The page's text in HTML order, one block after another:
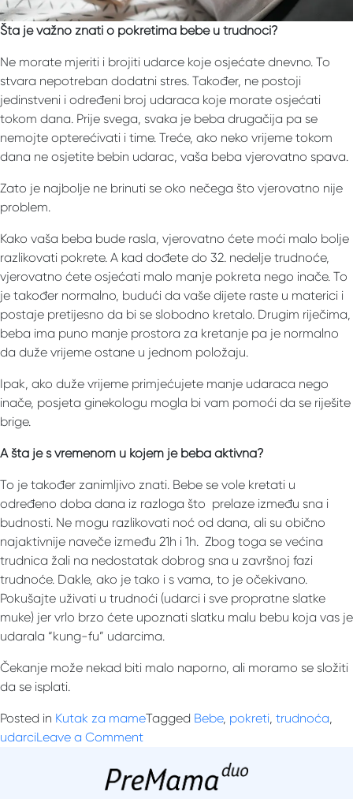
Šta je važno znati o pokretima bebe u trudnoći?
Ne morate mjeriti i brojiti udarce koje osjećate dnevno. To
stvara nepotreban dodatni stres. Također, ne postoji
jedinstveni i određeni broj udaraca koje morate osjećati
tokom dana. Prije svega, svaka je beba drugačija pa se
nemojte opterećivati ​​i time. Treće, ako neko vrijeme tokom
dana ne osjetite bebin udarac, vaša beba vjerovatno spava.
Zato je najbolje ne brinuti se oko nečega što vjerovatno nije
problem.
Kako vaša beba bude rasla, vjerovatno ćete moći malo bolje
razlikovati pokrete. A kad dođete do 32. nedelje trudnoće,
vjerovatno ćete osjećati malo manje pokreta nego inače. To
je također normalno, budući da vaše dijete raste u materici i
postaje pretijesno da bi se slobodno kretalo. Drugim riječima,
beba ima puno manje prostora za kretanje pa je normalno
da duže vrijeme ostane u jednom položaju.
Ipak, ako duže vrijeme primjećujete manje udaraca nego
inače, posjeta ginekologu mogla bi vam pomoći da se riješite
brige.
A šta je s vremenom u kojem je beba aktivna?
To je također zanimljivo znati. Bebe se vole kretati u
određeno doba dana iz razloga što prelaze između sna i
budnosti. Ne mogu razlikovati noć od dana, ali su obično
najaktivnije naveče između 21h i 1h. Zbog toga se većina
trudnica žali na nedostatak dobrog sna u završnoj fazi
trudnoće. Dakle, ako je tako i s vama, to je očekivano.
Pokušajte uživati ​​u trudnoći (udarci i sve propratne slatke
muke) jer vrlo brzo ćete upoznati slatku malu bebu koja vas je
udarala “kung-fu” udarcima.
Čekanje može nekad biti malo naporno, ali moramo se složiti
da se isplati.
Posted in Kutak za mameTagged Bebe, pokreti, trudnoća,
udarciLeave a Commenton
bi
moja